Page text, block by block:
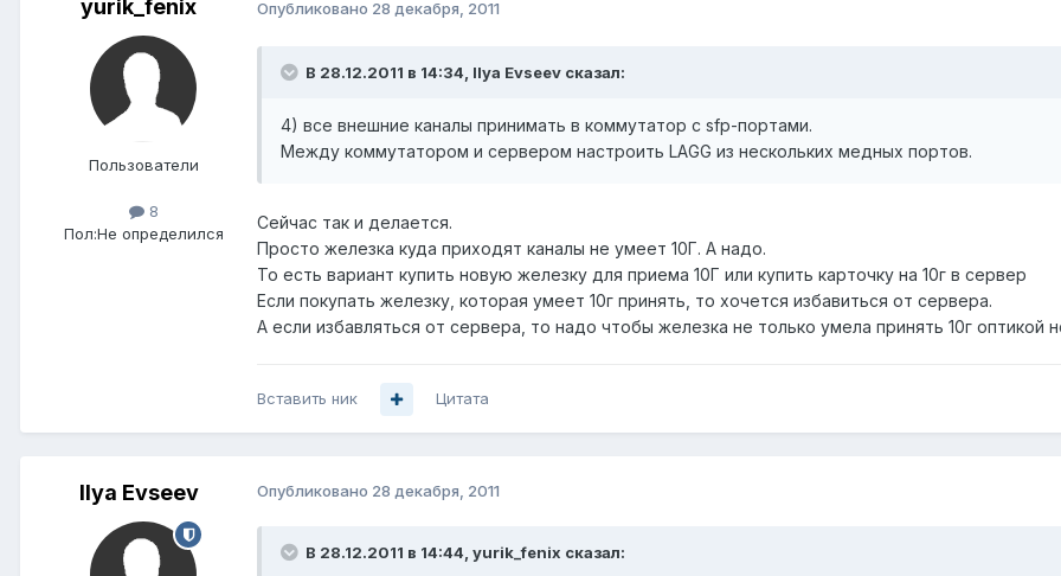
yurik_fenix
Пользователи
8
Пол:Не определился
Опубликовано 28 декабря, 2011
В 28.12.2011 в 14:34, Ilya Evseev сказал:
4) все внешние каналы принимать в коммутатор с sfp-портами.
Между коммутатором и сервером настроить LAGG из нескольких медных портов.
Сейчас так и делается.
Просто железка куда приходят каналы не умеет 10Г. А надо.
То есть вариант купить новую железку для приема 10Г или купить карточку на 10г в сервер
Если покупать железку, которая умеет 10г принять, то хочется избавиться от сервера.
А если избавляться от сервера, то надо чтобы железка не только умела принять 10г оптикой
Вставить ник Цитата
Ilya Evseev Опубликовано 28 декабря, 2011
В 28.12.2011 в 14:44, yurik_fenix сказал: